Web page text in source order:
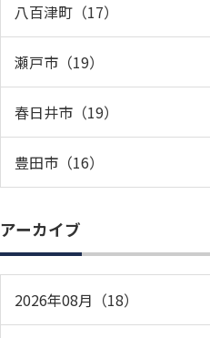
八百津町（17）
瀬戸市（19）
春日井市（19）
豊田市（16）
アーカイブ
2026年08月（18）